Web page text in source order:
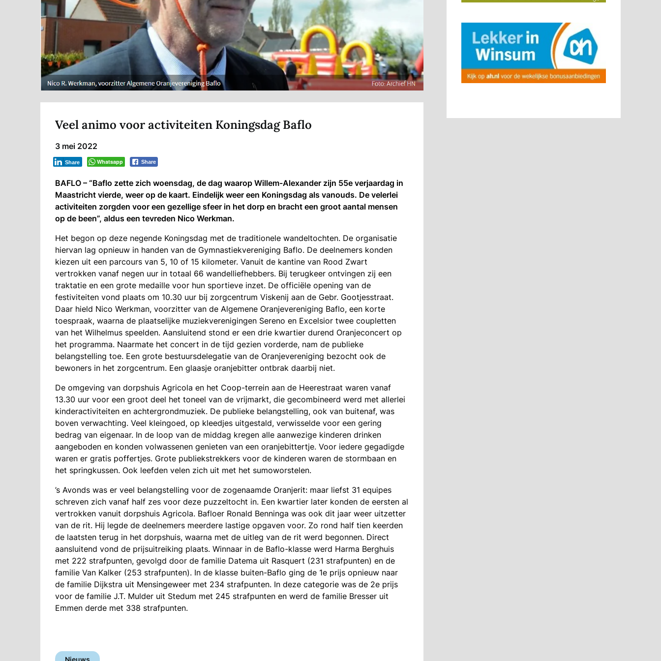
Veel animo voor activiteiten Koningsdag Baflo
3 mei 2022
Whatsapp Share
Share
BAFLO – “Baflo zette zich woensdag, de dag waarop Willem-Alexander zijn 55e verjaardag in
Maastricht vierde, weer op de kaart. Eindelijk weer een Koningsdag als vanouds. De velerlei
activiteiten zorgden voor een gezellige sfeer in het dorp en bracht een groot aantal mensen
op de been”, aldus een tevreden Nico Werkman.
Het begon op deze negende Koningsdag met de traditionele wandeltochten. De organisatie
hiervan lag opnieuw in handen van de Gymnastiekvereniging Baflo. De deelnemers konden
kiezen uit een parcours van 5, 10 of 15 kilometer. Vanuit de kantine van Rood Zwart
vertrokken vanaf negen uur in totaal 66 wandelliefhebbers. Bij terugkeer ontvingen zij een
traktatie en een grote medaille voor hun sportieve inzet. De officiële opening van de
festiviteiten vond plaats om 10.30 uur bij zorgcentrum Viskenij aan de Gebr. Gootjesstraat.
Daar hield Nico Werkman, voorzitter van de Algemene Oranjevereniging Baflo, een korte
toespraak, waarna de plaatselijke muziekverenigingen Sereno en Excelsior twee coupletten
van het Wilhelmus speelden. Aansluitend stond er een drie kwartier durend Oranjeconcert op
het programma. Naarmate het concert in de tijd gezien vorderde, nam de publieke
belangstelling toe. Een grote bestuursdelegatie van de Oranjevereniging bezocht ook de
bewoners in het zorgcentrum. Een glaasje oranjebitter ontbrak daarbij niet.
De omgeving van dorpshuis Agricola en het Coop-terrein aan de Heerestraat waren vanaf
13.30 uur voor een groot deel het toneel van de vrijmarkt, die gecombineerd werd met allerlei
kinderactiviteiten en achtergrondmuziek. De publieke belangstelling, ook van buitenaf, was
boven verwachting. Veel kleingoed, op kleedjes uitgestald, verwisselde voor een gering
bedrag van eigenaar. In de loop van de middag kregen alle aanwezige kinderen drinken
aangeboden en konden volwassenen genieten van een oranjebittertje. Voor iedere gegadigde
waren er gratis poffertjes. Grote publiekstrekkers voor de kinderen waren de stormbaan en
het springkussen. Ook leefden velen zich uit met het sumoworstelen.
’s Avonds was er veel belangstelling voor de zogenaamde Oranjerit: maar liefst 31 equipes
schreven zich vanaf half zes voor deze puzzeltocht in. Een kwartier later konden de eersten al
vertrokken vanuit dorpshuis Agricola. Bafloer Ronald Benninga was ook dit jaar weer uitzetter
van de rit. Hij legde de deelnemers meerdere lastige opgaven voor. Zo rond half tien keerden
de laatsten terug in het dorpshuis, waarna met de uitleg van de rit werd begonnen. Direct
aansluitend vond de prijsuitreiking plaats. Winnaar in de Baflo-klasse werd Harma Berghuis
met 222 strafpunten, gevolgd door de familie Datema uit Rasquert (231 strafpunten) en de
familie Van Kalker (253 strafpunten). In de klasse buiten-Baflo ging de 1e prijs opnieuw naar
de familie Dijkstra uit Mensingeweer met 234 strafpunten. In deze categorie was de 2e prijs
voor de familie J.T. Mulder uit Stedum met 245 strafpunten en werd de familie Bresser uit
Emmen derde met 338 strafpunten.
Nieuws